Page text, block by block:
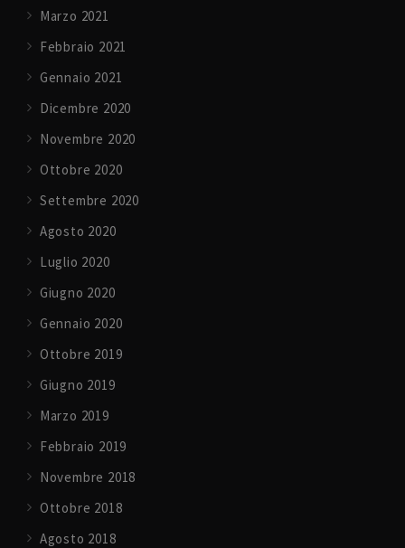
Marzo 2021
Febbraio 2021
Gennaio 2021
Dicembre 2020
Novembre 2020
Ottobre 2020
Settembre 2020
Agosto 2020
Luglio 2020
Giugno 2020
Gennaio 2020
Ottobre 2019
Giugno 2019
Marzo 2019
Febbraio 2019
Novembre 2018
Ottobre 2018
Agosto 2018